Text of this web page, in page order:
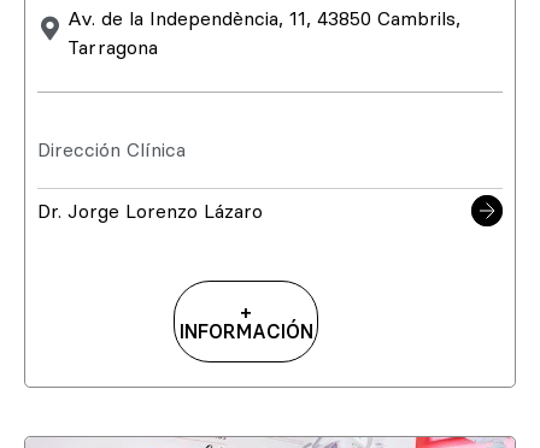
Av. de la Independència, 11, 43850 Cambrils,
Tarragona
Dirección Clínica
Dr. Jorge Lorenzo Lázaro
+
INFORMACIÓN